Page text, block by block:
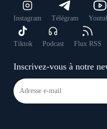
Instagram Télégram
Tiktok Podcast Flux RSS
Inscrivez-vous à notre